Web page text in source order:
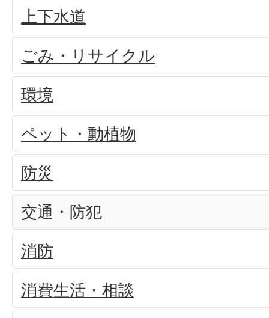
上下水道
ごみ・リサイクル
環境
ペット・動植物
防災
交通・防犯
消防
消費生活・相談